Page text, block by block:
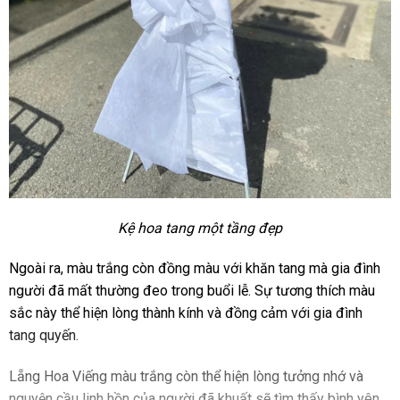
Kệ hoa tang một tầng đẹp
Ngoài ra, màu trắng còn đồng màu với khăn tang mà gia đình
người đã mất thường đeo trong buổi lễ. Sự tương thích màu
sắc này thể hiện lòng thành kính và đồng cảm với gia đình
tang quyến.
Lẵng Hoa Viếng màu trắng còn thể hiện lòng tưởng nhớ và